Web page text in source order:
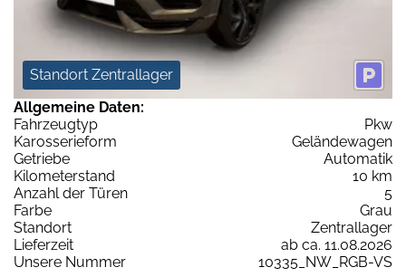
Standort Zentrallager
Allgemeine Daten:
Fahrzeugtyp
Pkw
Karosserieform
Geländewagen
Getriebe
Automatik
Kilometerstand
10 km
Anzahl der Türen
5
Farbe
Grau
Standort
Zentrallager
Lieferzeit
ab ca. 11.08.2026
Unsere Nummer
10335_NW_RGB-VS